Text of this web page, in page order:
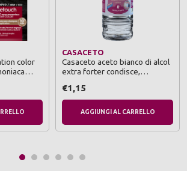
color
CASACETO
Casaceto aceto bianco di alcol
extra forter condisce,
monogetto 1 lt
€1,15
AGGIUNGI AL CARRELLO